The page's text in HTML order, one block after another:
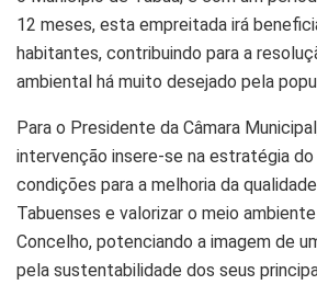
12 meses, esta empreitada irá
habitantes, contribuindo para a
ambiental há muito desejado pela
Para o Presidente da Câmara
intervenção insere-se na estratégia
condições para a melhoria da
Tabuenses e valorizar o meio
Concelho, potenciando a imagem de
pela sustentabilidade dos seus